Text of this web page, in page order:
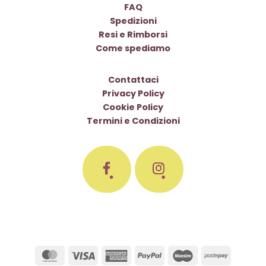
FAQ
Spedizioni
Resi e Rimborsi
Come spediamo
Contattaci
Privacy Policy
Cookie Policy
Termini e Condizioni
MasterCard
Visa
AmericanPayPal Maestro